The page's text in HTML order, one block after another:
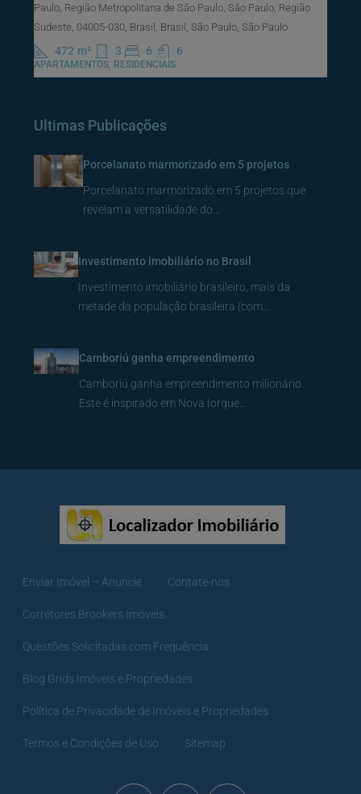
Paulo, Região Metropolitana de São Paulo, São Paulo, Região
Sudeste, 04005-030, Brasil, Brasil, São Paulo, São Paulo
472 m² 3 6 6
APARTAMENTOS, RESIDENCIAIS
Ultimas Publicações
Porcelanato marmorizado em 5 projetos
Porcelanato marmorizado em 5 projetos que
revelam a versatilidade do…
Investimento imobiliário no Brasil
Investimento imobiliário brasileiro, mais da
metade da população brasileira (com…
Camboriú ganha empreendimento
Camboriú ganha empreendimento milionário.
Este é inspirado em Nova Iorque…
Enviar Imóvel – Anuncie Contate-nos
Corretores Brookers Imóveis
Questões Solicitadas com Frequência
Blog Grids Imóveis e Propriedades
Política de Privacidade de Imóveis e Propriedades
Termos e Condições de Uso Sitemap